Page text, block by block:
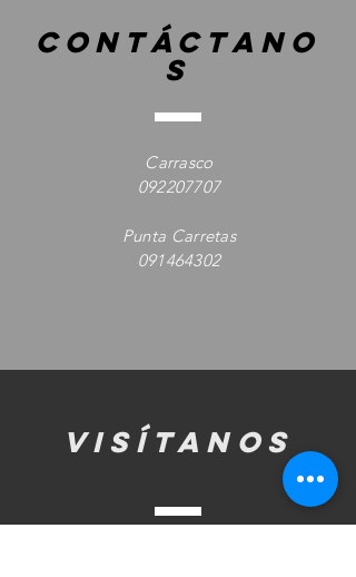
contáctano
s
Carrasco
092207707
Punta Carretas
091464302
visítanos